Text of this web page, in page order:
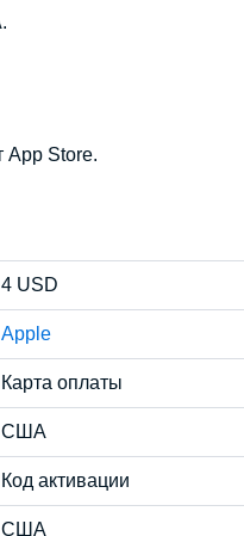
App Store.
4 USD
Apple
Карта оплаты
США
Код активации
США